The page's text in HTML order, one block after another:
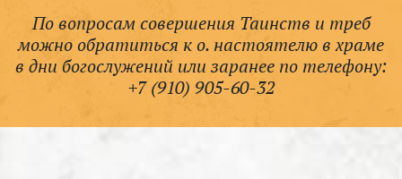
По вопросам совершения Таинств и треб
можно обратиться к о. настоятелю в храме
в дни богослужений или заранее по телефону:
+7 (910) 905-60-32